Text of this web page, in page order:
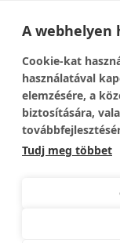
Közösségi
1337-es menedék
Easy Arduno
Magyar Arduino
Magyar Arduino
Magyar Arduino
A webhelyen
Cookie-kat
használatával
elemzésére, a
biztosítására,
Tudj meg többet